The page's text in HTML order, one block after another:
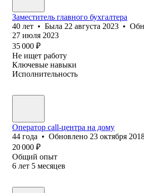
Заместитель главного бухгалтера
40 лет • Была 22 августа 2023 •
27 июля 2023
35 000 ₽
Не ищет работу
Ключевые навыки
Исполнительность
Оператор call-центра на дому
44 года • Обновлено 23 октября
20 000 ₽
Общий опыт
6 лет 5 месяцев